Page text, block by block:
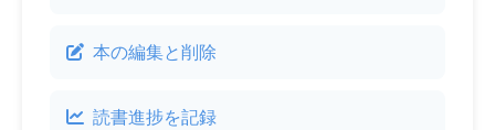
本の編集と削除
読書進捗を記録